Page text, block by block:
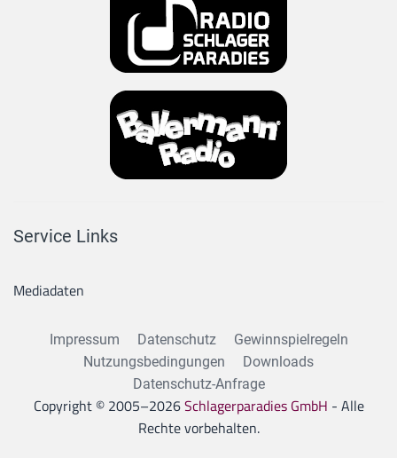
Service Links
Mediadaten
Impressum Datenschutz
Gewinnspielregeln
Nutzungsbedingungen
Downloads
Datenschutz-Anfrage
Copyright © 2005–2026Schlagerparadies GmbH - Alle
Rechte vorbehalten.